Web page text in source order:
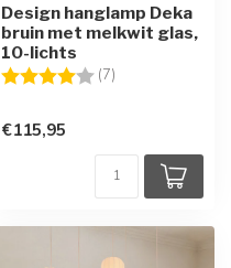
Design hanglamp Deka
bruin met melkwit glas,
10-lichts
Beoordeling: (7)
€115,95